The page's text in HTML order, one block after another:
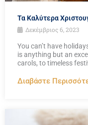
Τα Καλύτερα
Δεκέμβριος 6, 2023
You can’t have
is anything but an
carols, to timeless
Διαβάστε